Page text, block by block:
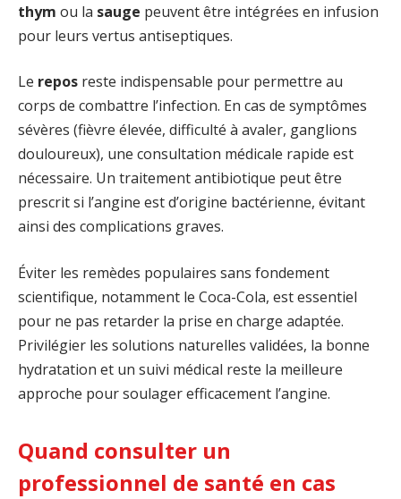
thym ou la sauge peuvent être intégrées en infusion
pour leurs vertus antiseptiques.
Le repos reste indispensable pour permettre au
corps de combattre l’infection. En cas de symptômes
sévères (fièvre élevée, difficulté à avaler, ganglions
douloureux), une consultation médicale rapide est
nécessaire. Un traitement antibiotique peut être
prescrit si l’angine est d’origine bactérienne, évitant
ainsi des complications graves.
Éviter les remèdes populaires sans fondement
scientifique, notamment le Coca-Cola, est essentiel
pour ne pas retarder la prise en charge adaptée.
Privilégier les solutions naturelles validées, la bonne
hydratation et un suivi médical reste la meilleure
approche pour soulager efficacement l’angine.
Quand consulter un
professionnel de santé en cas